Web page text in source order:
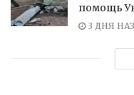
помощь
3 ДНЯ